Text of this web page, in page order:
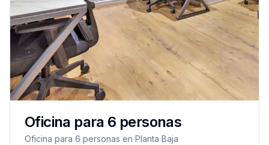
Oficina para 6 personas
Oficina para 6 personas en Planta Baja